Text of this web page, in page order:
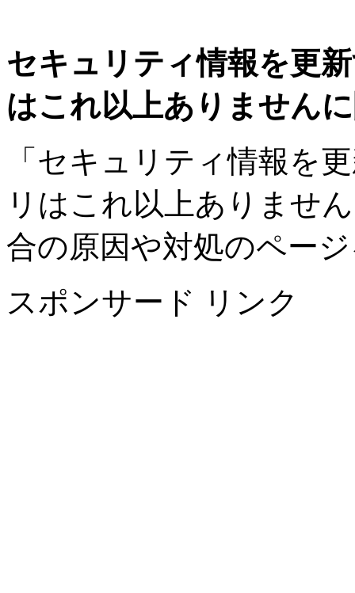
セキュリティ情報を更
はこれ以上ありません
「セキュリティ情報を
リはこれ以上ありませ
合の原因や対処のペー
スポンサード リンク